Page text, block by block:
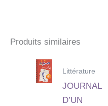
Produits similaires
Littérature
JOURNAL
D’UN